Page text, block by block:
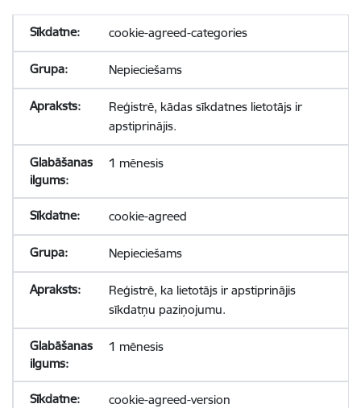
cookie-agreed-categories
Nepieciešams
Reģistrē, kādas sīkdatnes lietotājs ir
apstiprinājis.
1 mēnesis
cookie-agreed
Nepieciešams
Reģistrē, ka lietotājs ir apstiprinājis
sīkdatņu paziņojumu.
1 mēnesis
cookie-agreed-version